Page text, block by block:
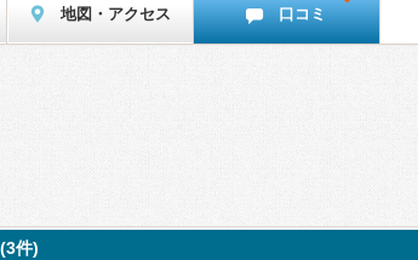
地図・アクセス 口コミ
件)